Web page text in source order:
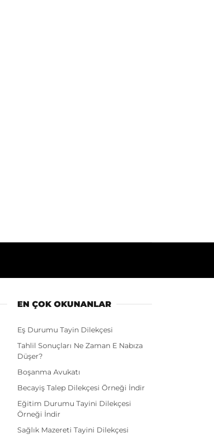
EN ÇOK OKUNANLAR
Eş Durumu Tayin Dilekçesi
Tahlil Sonuçları Ne Zaman E Nabıza
Düşer?
Boşanma Avukatı
Becayiş Talep Dilekçesi Örneği İndir
Eğitim Durumu Tayini Dilekçesi
Örneği İndir
Sağlık Mazereti Tayini Dilekçesi